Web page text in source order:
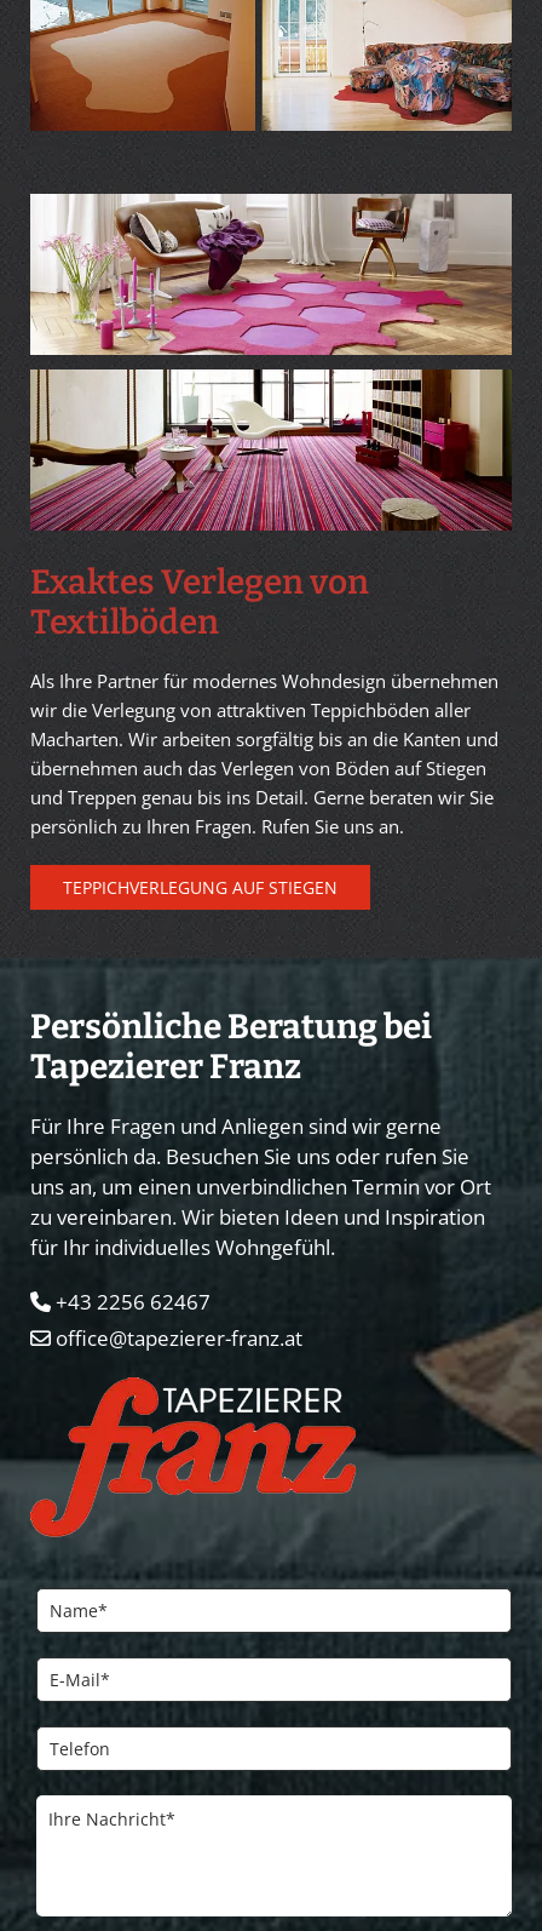
Exaktes Verlegen von
Textilböden
Als Ihre Partner für modernes Wohndesign übernehmen
wir die Verlegung von attraktiven Teppichböden aller
Macharten. Wir arbeiten sorgfältig bis an die Kanten und
übernehmen auch das Verlegen von Böden auf Stiegen
und Treppen genau bis ins Detail. Gerne beraten wir Sie
persönlich zu Ihren Fragen. Rufen Sie uns an.
TEPPICHVERLEGUNG AUF STIEGEN
Persönliche Beratung bei
Tapezierer Franz
Für Ihre Fragen und Anliegen sind wir gerne
persönlich da. Besuchen Sie uns oder rufen Sie
uns an, um einen unverbindlichen Termin vor Ort
zu vereinbaren. Wir bieten Ideen und Inspiration
für Ihr individuelles Wohngefühl.
 +43 2256 62467
 office@tapezierer-franz.at